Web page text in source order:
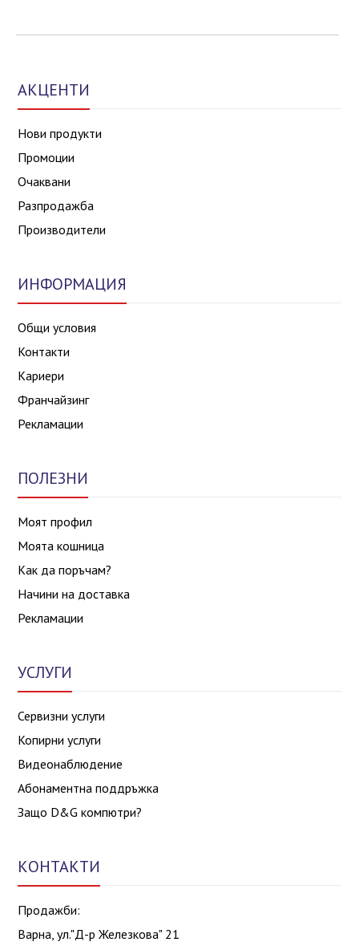
АКЦЕНТИ
Нови продукти
Промоции
Очаквани
Разпродажба
Производители
ИНФОРМАЦИЯ
Общи условия
Контакти
Кариери
Франчайзинг
Рекламации
ПОЛЕЗНИ
Моят профил
Моята кошница
Как да поръчам?
Начини на доставка
Рекламации
УСЛУГИ
Сервизни услуги
Копирни услуги
Видеонаблюдение
Абонаментна поддръжка
Защо D&G компютри?
КОНТАКТИ
Продажби:
Варна, ул."Д-р Железкова" 21